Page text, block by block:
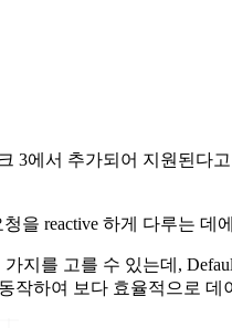
에서 추가되어 지원된다
을 reactive 하게 다루는 데
지를 고를 수 있는데,
작하여 보다 효율적으로